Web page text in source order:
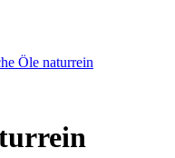
Öle naturrein